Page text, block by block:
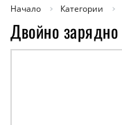
Начало Категории
Двойно зарядно